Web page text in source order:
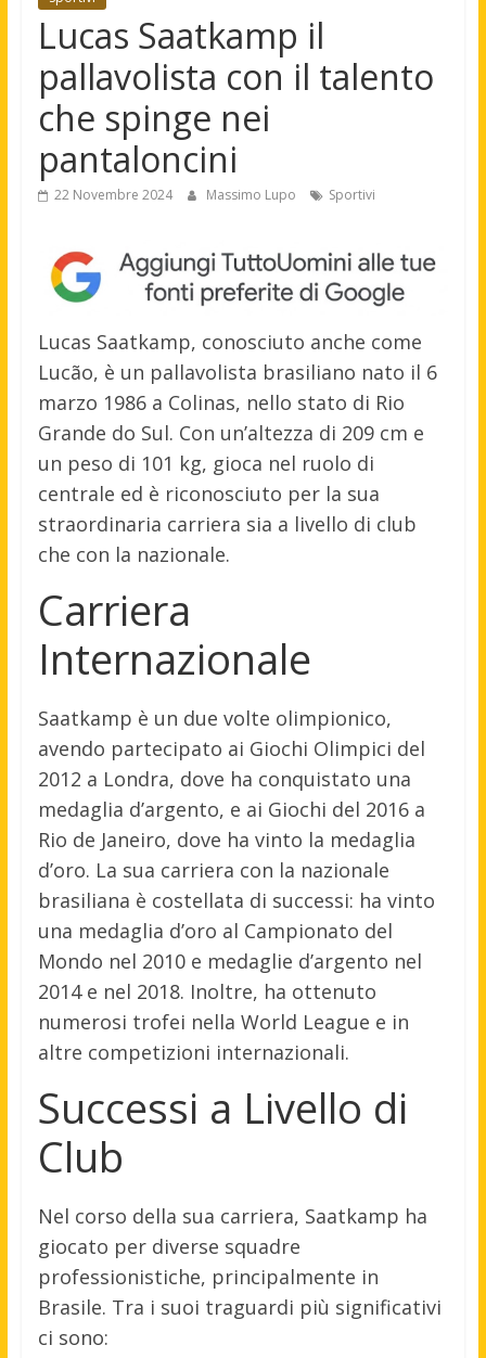
Lucas Saatkamp il
pallavolista con il talento
che spinge nei
pantaloncini
22 Novembre 2024 Massimo Lupo Sportivi
Lucas Saatkamp, conosciuto anche come
Lucão, è un pallavolista brasiliano nato il 6
marzo 1986 a Colinas, nello stato di Rio
Grande do Sul. Con un’altezza di 209 cm e
un peso di 101 kg, gioca nel ruolo di
centrale ed è riconosciuto per la sua
straordinaria carriera sia a livello di club
che con la nazionale.
Carriera
Internazionale
Saatkamp è un due volte olimpionico,
avendo partecipato ai Giochi Olimpici del
2012 a Londra, dove ha conquistato una
medaglia d’argento, e ai Giochi del 2016 a
Rio de Janeiro, dove ha vinto la medaglia
d’oro. La sua carriera con la nazionale
brasiliana è costellata di successi: ha vinto
una medaglia d’oro al Campionato del
Mondo nel 2010 e medaglie d’argento nel
2014 e nel 2018. Inoltre, ha ottenuto
numerosi trofei nella World League e in
altre competizioni internazionali.
Successi a Livello di
Club
Nel corso della sua carriera, Saatkamp ha
giocato per diverse squadre
professionistiche, principalmente in
Brasile. Tra i suoi traguardi più significativi
ci sono: